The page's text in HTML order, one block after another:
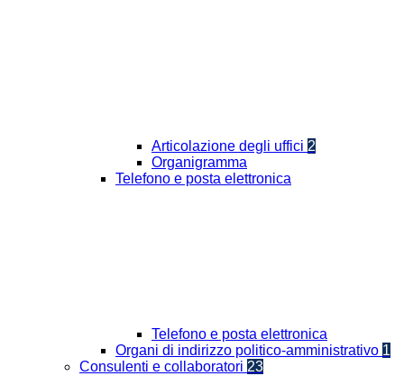
Articolazione degli uffici 2
Organigramma
Telefono e posta elettronica
Telefono e posta elettronica
Organi di indirizzo politico-amministrativo 1
Consulenti e collaboratori 23